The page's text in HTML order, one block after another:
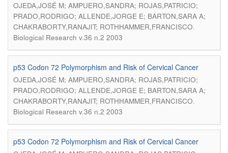
OJEDA,JOSÉ M; AMPUERO,SANDRA; ROJAS,PATRICIO;
PRADO,RODRIGO; ALLENDE,JORGE E; BARTON,SARA A;
CHAKRABORTY,RANAJIT; ROTHHAMMER,FRANCISCO.
Biological Research v.36 n.2 2003
p53 Codon 72 Polymorphism and Risk of Cervical Cancer
OJEDA,JOSÉ M; AMPUERO,SANDRA; ROJAS,PATRICIO;
PRADO,RODRIGO; ALLENDE,JORGE E; BARTON,SARA A;
CHAKRABORTY,RANAJIT; ROTHHAMMER,FRANCISCO.
Biological Research v.36 n.2 2003
p53 Codon 72 Polymorphism and Risk of Cervical Cancer